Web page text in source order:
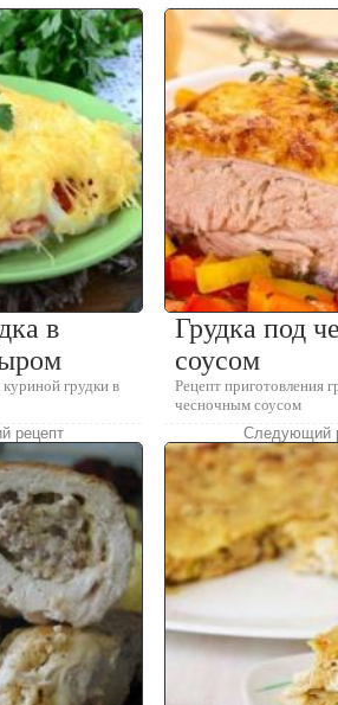
в
грудки в
Грудка под
соусом
Рецепт приготовления
чесночным соусом
рецепт
Следующий